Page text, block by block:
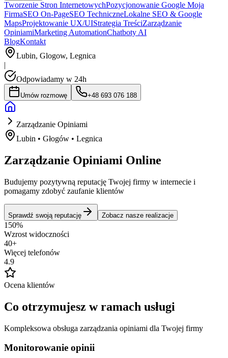
Tworzenie Stron InternetowychPozycjonowanie Google Moja
FirmaSEO On-PageSEO TechniczneLokalne SEO & Google
MapsProjektowanie UX/UIStrategia TreściZarządzanie
OpiniamiMarketing AutomationChatboty AI
BlogKontakt
Lubin, Glogow, Legnica
|
Odpowiadamy w 24h
Umów rozmowę +48 693 076 188
Zarządzanie Opiniami
Lubin • Głogów • Legnica
Zarządzanie Opiniami Online
Budujemy pozytywną reputację Twojej firmy w internecie i
pomagamy zdobyć zaufanie klientów
Sprawdź swoją reputację Zobacz nasze realizacje
150%
Wzrost widoczności
40+
Więcej telefonów
4.9
Ocena klientów
Co otrzymujesz w ramach usługi
Kompleksowa obsługa zarządzania opiniami dla Twojej firmy
Monitorowanie opinii